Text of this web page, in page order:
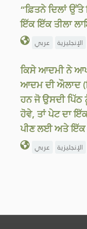
“ਫ਼ਿਤਨੇ ਦਿਲਾਂ
ਇੱਕ ਇੱਕ ਤੀਲਾ
عربي الإنجليزية
ਕਿਸੇ ਆਦਮੀ ਨੇ
ਆਦਮ ਦੀ ਔਲਾਦ
ਹਨ ਜੋ ਉਸਦੀ ਪਿੱਠ
ਹੋਵੇ, ਤਾਂ ਪੇਟ ਦਾ
ਪੀਣ ਲਈ ਅਤੇ ਇੱਕ
عربي الإنجليزية